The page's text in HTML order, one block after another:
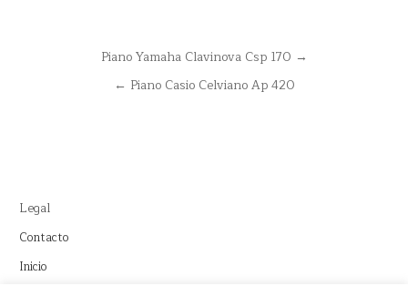
NavegaciónPiano Yamaha Clavinova Csp 170 →
← Piano Casio Celviano Ap 420
Legal
Contacto
Inicio